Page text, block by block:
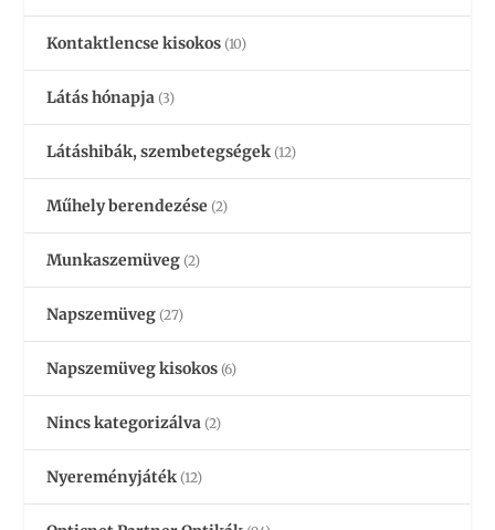
Kontaktlencse kisokos (10)
Látás hónapja (3)
Látáshibák, szembetegségek (12)
Műhely berendezése (2)
Munkaszemüveg (2)
Napszemüveg (27)
Napszemüveg kisokos (6)
Nincs kategorizálva (2)
Nyereményjáték (12)